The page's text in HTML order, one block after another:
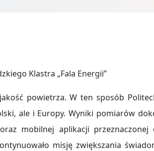
Klastra „Fala Energii”
powietrza. W ten sposób
ale i Europy. Wyniki pomiarów
mobilnej aplikacji przeznaczonej
misję zwiększania